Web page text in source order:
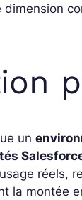
un
la montée